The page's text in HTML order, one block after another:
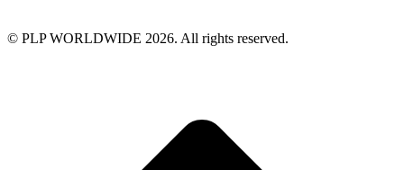
© PLP WORLDWIDE 2026. All rights reserved.